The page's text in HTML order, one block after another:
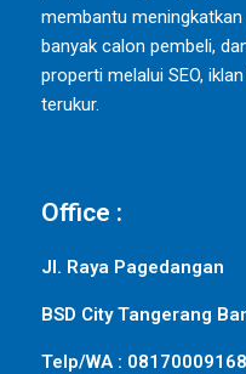
membantu
banyak calon pembeli,
properti melalui SEO,
terukur.
Office :
Jl. Raya Pagedangan
BSD City Tangerang
Telp/WA : 08170009168